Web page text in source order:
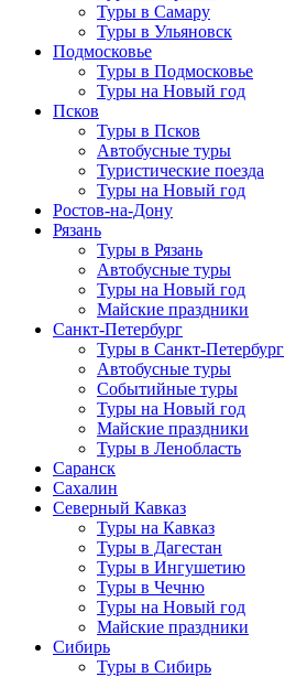
Туры в Самару
Туры в Ульяновск
Подмосковье
Туры в Подмосковье
Туры на Новый год
Псков
Туры в Псков
Автобусные туры
Туристические поезда
Туры на Новый год
Ростов-на-Дону
Рязань
Туры в Рязань
Автобусные туры
Туры на Новый год
Майские праздники
Санкт-Петербург
Туры в Санкт-Петербург
Автобусные туры
Событийные туры
Туры на Новый год
Майские праздники
Туры в Ленобласть
Саранск
Сахалин
Северный Кавказ
Туры на Кавказ
Туры в Дагестан
Туры в Ингушетию
Туры в Чечню
Туры на Новый год
Майские праздники
Сибирь
Туры в Сибирь